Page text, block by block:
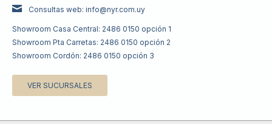
Consultas web: info@nyr.com.uy
Showroom Casa Central: 2486 0150 opción 1
Showroom Pta Carretas: 2486 0150 opción 2
Showroom Cordón: 2486 0150 opción 3
VER SUCURSALES